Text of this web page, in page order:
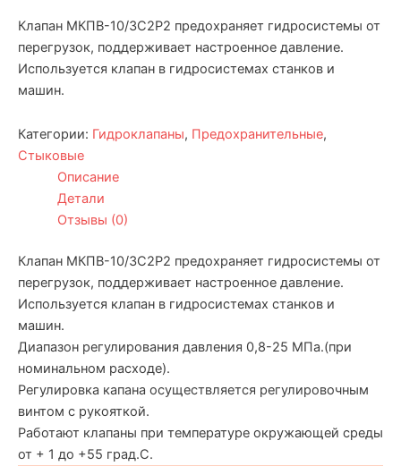
Клапан МКПВ-10/3С2Р2 предохраняет гидросистемы от
перегрузок, поддерживает настроенное давление.
Используется клапан в гидросистемах станков и
машин.
Категории: Гидроклапаны, Предохранительные,
Стыковые
Описание
Детали
Отзывы (0)
Клапан МКПВ-10/3С2Р2 предохраняет гидросистемы от
перегрузок, поддерживает настроенное давление.
Используется клапан в гидросистемах станков и
машин.
Диапазон регулирования давления 0,8-25 МПа.(при
номинальном расходе).
Регулировка капана осуществляется регулировочным
винтом с рукояткой.
Работают клапаны при температуре окружающей среды
от + 1 до +55 град.С.